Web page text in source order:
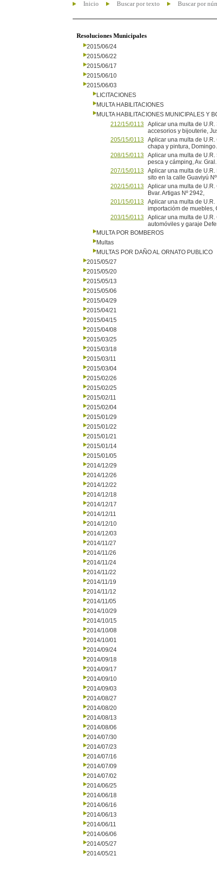
Inicio Buscar por texto Buscar por
Resoluciones Municipales
2015/06/24
2015/06/22
2015/06/17
2015/06/10
2015/06/03
LICITACIONES
MULTA HABILITACIONES
MULTA HABILITACIONES MUNICIPALES Y
212/15/0113
Aplicar una multa de U.R.
accesorios y bijouterie,
205/15/0113
Aplicar una multa de
chapa y pintura, Domingo
208/15/0113
Aplicar una multa de
pesca y cámping, Av.
207/15/0113
Aplicar una multa de
sito en la calle Guaviyú
202/15/0113
Aplicar una multa de U.R.
Bvar. Artigas Nº 2942,
201/15/0113
Aplicar una multa de U.R.
importacióm de muebles,
203/15/0113
Aplicar una multa de U.R.
automóviles y garaje
MULTA POR BOMBEROS
Multas
MULTAS POR DAÑO AL ORNATO PUBLICO
2015/05/27
2015/05/20
2015/05/13
2015/05/06
2015/04/29
2015/04/21
2015/04/15
2015/04/08
2015/03/25
2015/03/18
2015/03/11
2015/03/04
2015/02/26
2015/02/25
2015/02/11
2015/02/04
2015/01/29
2015/01/22
2015/01/21
2015/01/14
2015/01/05
2014/12/29
2014/12/26
2014/12/22
2014/12/18
2014/12/17
2014/12/11
2014/12/10
2014/12/03
2014/11/27
2014/11/26
2014/11/24
2014/11/22
2014/11/19
2014/11/12
2014/11/05
2014/10/29
2014/10/15
2014/10/08
2014/10/01
2014/09/24
2014/09/18
2014/09/17
2014/09/10
2014/09/03
2014/08/27
2014/08/20
2014/08/13
2014/08/06
2014/07/30
2014/07/23
2014/07/16
2014/07/09
2014/07/02
2014/06/25
2014/06/18
2014/06/16
2014/06/13
2014/06/11
2014/06/06
2014/05/27
2014/05/21